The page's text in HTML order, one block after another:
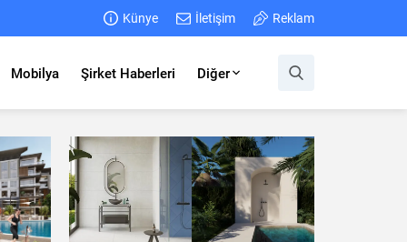
Künye İletişim Reklam
Mobilya Şirket Haberleri Diğer